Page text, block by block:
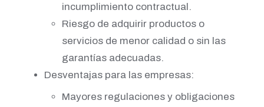
incumplimiento contractual.
Riesgo de adquirir productos o
servicios de menor calidad o sin las
garantías adecuadas.
Desventajas para las empresas:
Mayores regulaciones y obligaciones